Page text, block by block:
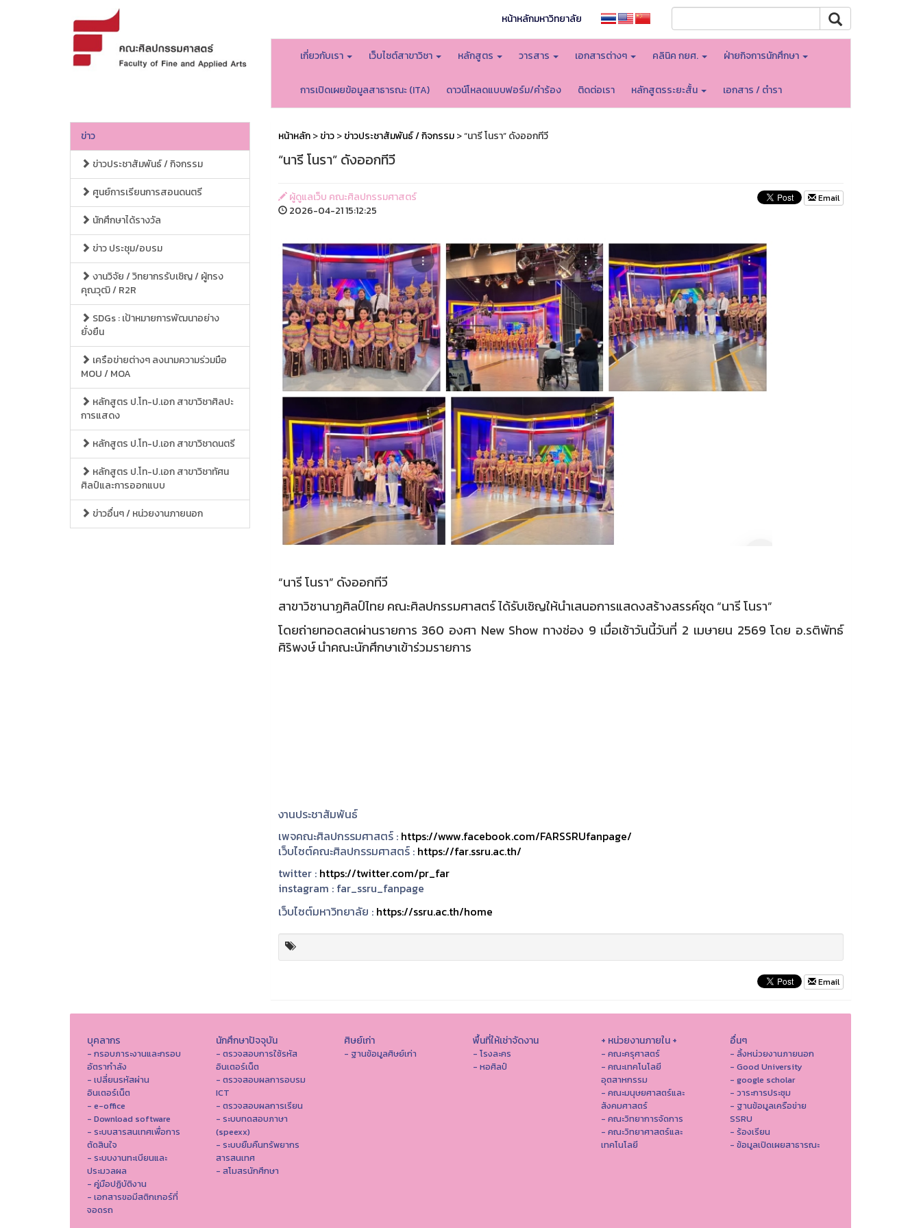
หน้าหลักมหาวิทยาลัย
เกี่ยวกับเรา เว็บไซต์สาขาวิชา หลักสูตร วารสาร เอกสารต่างๆ คลินิค กยศ. ฝ่ายกิจการนักศึกษา
การเปิดเผยข้อมูลสาธารณะ (ITA) ดาวน์โหลดแบบฟอร์ม/คำร้อง ติดต่อเรา หลักสูตรระยะสั้น เอกสาร / ตำรา
ข่าว
ข่าวประชาสัมพันธ์ / กิจกรรม
ศูนย์การเรียนการสอนดนตรี
นักศึกษาได้รางวัล
ข่าว ประชุม/อบรม
งานวิจัย / วิทยากรรับเชิญ / ผู้ทรง
คุณวุฒิ / R2R
SDGs : เป้าหมายการพัฒนาอย่าง
ยั่งยืน
เครือข่ายต่างๆ ลงนามความร่วมมือ
MOU / MOA
หลักสูตร ป.โท-ป.เอก สาขาวิชาศิลปะ
การแสดง
หลักสูตร ป.โท-ป.เอก สาขาวิชาดนตรี
หลักสูตร ป.โท-ป.เอก สาขาวิชาทัศน
ศิลป์และการออกแบบ
ข่าวอื่นๆ / หน่วยงานภายนอก
หน้าหลัก>ข่าว>ข่าวประชาสัมพันธ์ / กิจกรรม> “นารี โนรา” ดังออกทีวี
“นารี โนรา” ดังออกทีวี
ผู้ดูแลเว็บ คณะศิลปกรรมศาสตร์
2026-04-21 15:12:25
Email
“นารี โนรา” ดังออกทีวี
สาขาวิชานาฏศิลป์ไทย คณะศิลปกรรมศาสตร์ ได้รับเชิญให้นำเสนอการแสดงสร้างสรรค์ชุด “นารี โนรา”
โดยถ่ายทอดสดผ่านรายการ 360 องศา New Show ทางช่อง 9 เมื่อเช้าวันนี้วันที่ 2 เมษายน 2569 โดย อ.รติพัทธ์
ศิริพงษ์ นำคณะนักศึกษาเข้าร่วมรายการ
งานประชาสัมพันธ์
เพจคณะศิลปกรรมศาสตร์ : https://www.facebook.com/FARSSRUfanpage/
เว็บไซต์คณะศิลปกรรมศาสตร์ : https://far.ssru.ac.th/
twitter : https://twitter.com/pr_far
instagram : far_ssru_fanpage
เว็บไซต์มหาวิทยาลัย : https://ssru.ac.th/home
Email
บุคลากร
- กรอบภาระงานและกรอบ
อัตรากำลัง
- เปลี่ยนรหัสผ่าน
อินเตอร์เน็ต
- e-office
- Download software
- ระบบสารสนเทศเพื่อการ
ตัดสินใจ
- ระบบงานทะเบียนและ
ประมวลผล
- คู่มือปฏิบัติงาน
- เอกสารขอมีสติกเกอร์ที่
จอดรถ
นักศึกษาปัจจุบัน
- ตรวจสอบการใช้รหัส
อินเตอร์เน็ต
- ตรวจสอบผลการอบรม
ICT
- ตรวจสอบผลการเรียน
- ระบบทดสอบภาษา
(speexx)
- ระบบยืมคืนทรัพยากร
สารสนเทศ
- สโมสรนักศึกษา
ศิษย์เก่า
- ฐานข้อมูลศิษย์เก่า
พื้นที่ให้เช่าจัดงาน
- โรงละคร
- หอศิลป์
+ หน่วยงานภายใน +
- คณะครุศาสตร์
- คณะเทคโนโลยี
อุตสาหกรรม
- คณะมนุษยศาสตร์และ
สังคมศาสตร์
- คณะวิทยาการจัดการ
- คณะวิทยาศาสตร์และ
เทคโนโลยี
อื่นๆ
- ลิ้งหน่วยงานภายนอก
- Good University
- google scholar
- วาระการประชุม
- ฐานข้อมูลเครือข่าย
SSRU
- ร้องเรียน
- ข้อมูลเปิดเผยสาธารณะ